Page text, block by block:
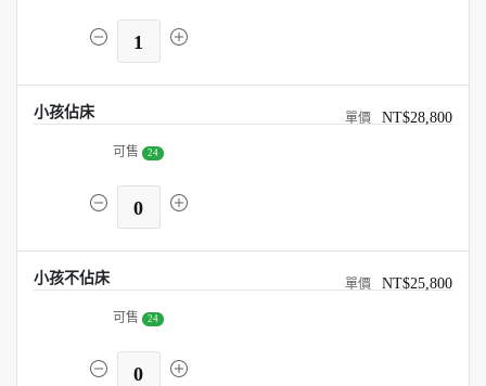
1
小孩佔床 NT$28,800
可售 24
0
小孩不佔床 NT$25,800
可售 24
0